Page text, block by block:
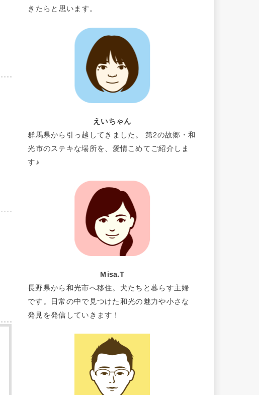
きたらと思います。
えいちゃん
群馬県から引っ越してきました。 第2の故郷・和
光市のステキな場所を、愛情こめてご紹介しま
す♪
Misa.T
長野県から和光市へ移住。犬たちと暮らす主婦
です。日常の中で見つけた和光の魅力や小さな
発見を発信していきます！